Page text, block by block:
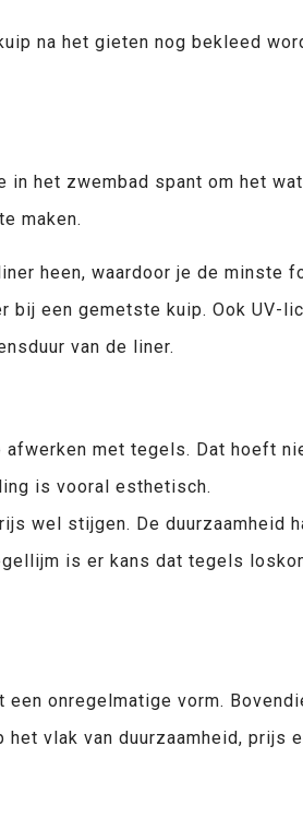
na het gieten nog bekleed
het zwembad spant om het
maken.
heen, waardoor je de minste
een gemetste kuip. Ook UV-
van de liner.
afwerken met tegels. Dat hoeft
is vooral esthetisch.
wel stijgen. De duurzaamheid
is er kans dat tegels
onregelmatige vorm.
vlak van duurzaamheid, prijs